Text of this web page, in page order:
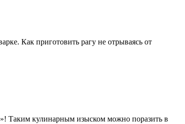
Как приготовить рагу не отрываясь от
Таким кулинарным изыском можно поразить в